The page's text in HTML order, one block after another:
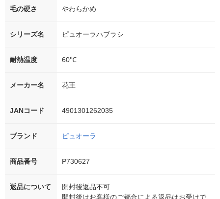
毛の硬さ やわらかめ
シリーズ名 ピュオーラハブラシ
耐熱温度 60℃
メーカー名 花王
JANコード 4901301262035
ブランド ピュオーラ
商品番号 P730627
返品について
開封後返品不可
開封後はお客様のご都合による返品はお受けで